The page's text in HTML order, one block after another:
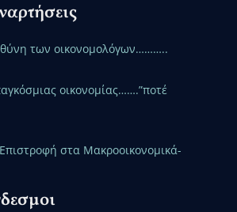
των οικονομολόγων………..
οικονομίας…….”ποτέ
Επιστροφή στα Μακροοικονομικά-